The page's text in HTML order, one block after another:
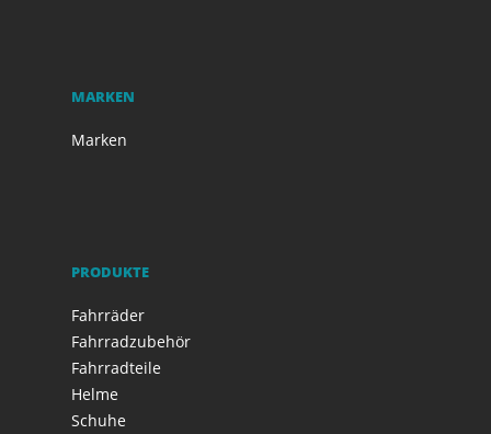
MARKEN
Marken
PRODUKTE
Fahrräder
Fahrradzubehör
Fahrradteile
Helme
Schuhe